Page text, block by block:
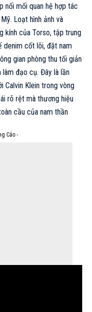
nối mối quan hệ hợp tác
Loạt hình ảnh và
kính của Torso, tập trung
denim cốt lõi, đặt nam
gian phòng thu tối giản
đạo cụ. Đây là lần
Calvin Klein trong vòng
rõ rệt mà thương hiệu
cầu của nam thần
Cáo -